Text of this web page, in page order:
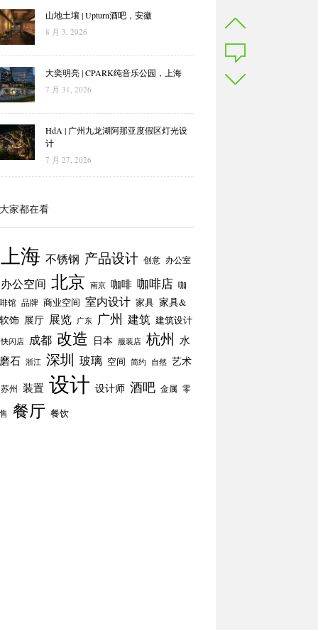
山地土壤 | Upturn酒吧，安徽
8 月 3, 2026
大奕明亮 | CPARK纯音乐公园，上海
7 月 31, 2026
HdA | 广州九龙湖阿那亚度假区灯光设
计
7 月 27, 2026
家都在看
上海 不锈钢 产品设计 创意 办公室
办公空间 北京 南京 咖啡 咖啡店 咖
馆 品牌 商业空间 室内设计 家具 家具&
饰 展厅 展览 广东 广州 建筑 建筑设计
快闪店 成都 改造 日本 服装店 杭州 水
石 浙江 深圳 玻璃 空间 简约 自然 艺术
苏州 装置 设计 设计师 酒吧 金属 零
餐厅 餐饮